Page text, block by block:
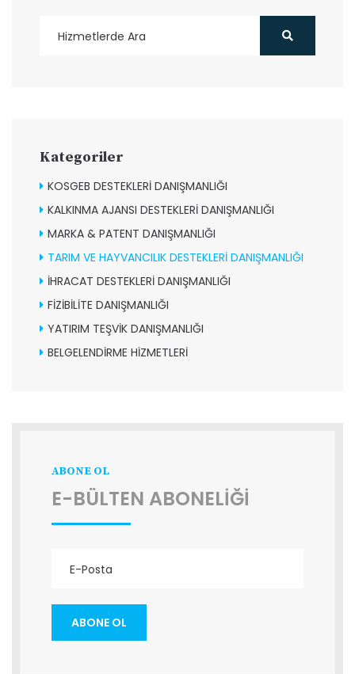
Kategoriler
KOSGEB DESTEKLERİ DANIŞMANLIĞI
KALKINMA AJANSI DESTEKLERİ DANIŞMANLIĞI
MARKA & PATENT DANIŞMANLIĞI
TARIM VE HAYVANCILIK DESTEKLERİ DANIŞMANLIĞI
İHRACAT DESTEKLERİ DANIŞMANLIĞI
FİZİBİLİTE DANIŞMANLIĞI
YATIRIM TEŞVİK DANIŞMANLIĞI
BELGELENDİRME HİZMETLERİ
ABONE OL
E-BÜLTEN ABONELİĞİ